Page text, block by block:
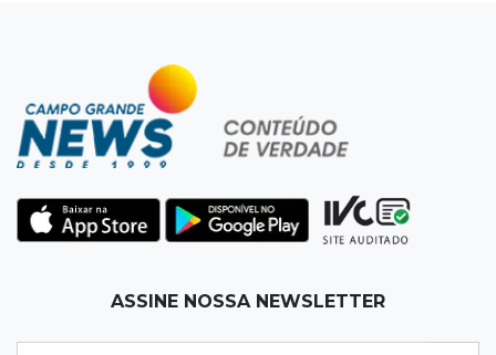
Vídeo
Chamas altas avançam sobre área de mata em
Chapadão do Sul
23:41 15ª Vara Cível
Pet shop vai indenizar tutor em R$ 5 mil por
ASSINE NOSSA NEWSLETTER